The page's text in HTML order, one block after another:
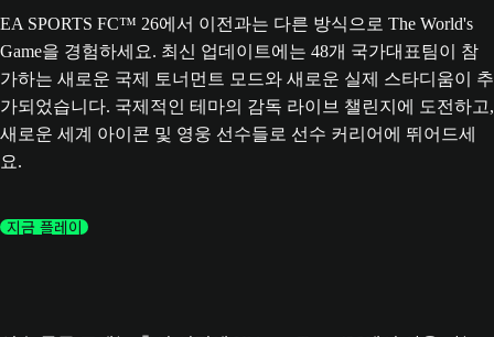
EA SPORTS FC™ 26에서 이전과는 다른 방식으로 The World's
Game을 경험하세요. 최신 업데이트에는 48개 국가대표팀이 참
가하는 새로운 국제 토너먼트 모드와 새로운 실제 스타디움이 추
가되었습니다. 국제적인 테마의 감독 라이브 챌린지에 도전하고,
새로운 세계 아이콘 및 영웅 선수들로 선수 커리어에 뛰어드세
요.
지금 플레이